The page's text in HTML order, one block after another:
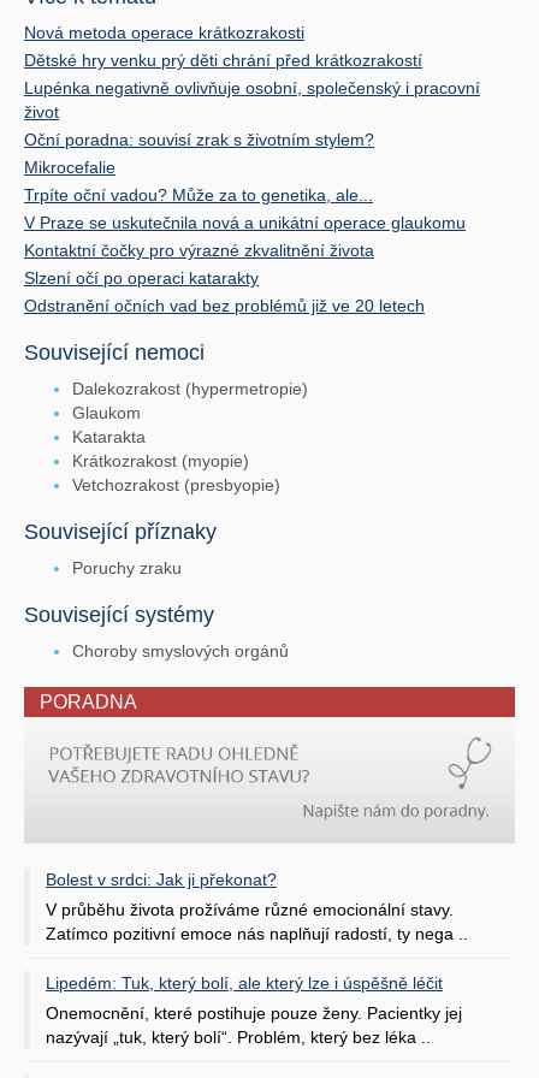
Nová metoda operace krátkozrakosti
Dětské hry venku prý děti chrání před krátkozrakostí
Lupénka negativně ovlivňuje osobní, společenský i pracovní
život
Oční poradna: souvisí zrak s životním stylem?
Mikrocefalie
Trpíte oční vadou? Může za to genetika, ale...
V Praze se uskutečnila nová a unikátní operace glaukomu
Kontaktní čočky pro výrazné zkvalitnění života
Slzení očí po operaci katarakty
Odstranění očních vad bez problémů již ve 20 letech
Související nemoci
Dalekozrakost (hypermetropie)
Glaukom
Katarakta
Krátkozrakost (myopie)
Vetchozrakost (presbyopie)
Související příznaky
Poruchy zraku
Související systémy
Choroby smyslových orgánů
PORADNA
Bolest v srdci: Jak ji překonat?
V průběhu života prožíváme různé emocionální stavy.
Zatímco pozitivní emoce nás naplňují radostí, ty nega ..
Lipedém: Tuk, který bolí, ale který lze i úspěšně léčit
Onemocnění, které postihuje pouze ženy. Pacientky jej
nazývají „tuk, který bolí“. Problém, který bez léka ..